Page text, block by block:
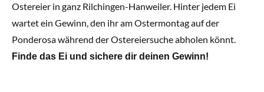
Ostereier in ganz Rilchingen-Hanweiler. Hinter jedem Ei
wartet ein Gewinn, den ihr am Ostermontag auf der
Ponderosa während der Ostereiersuche abholen könnt.
Finde das Ei und sichere dir deinen Gewinn!